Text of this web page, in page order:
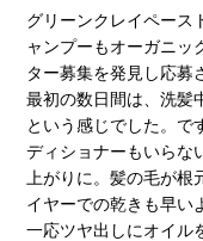
グリーンクレイペース
ャンプーもオーガニッ
ター募集を発見し応募
最初の数日間は、洗髪
という感じでした。で
ディショナーもいらな
上がりに。髪の毛が
イヤーでの乾きも早い
一応ツヤ出しにオイル